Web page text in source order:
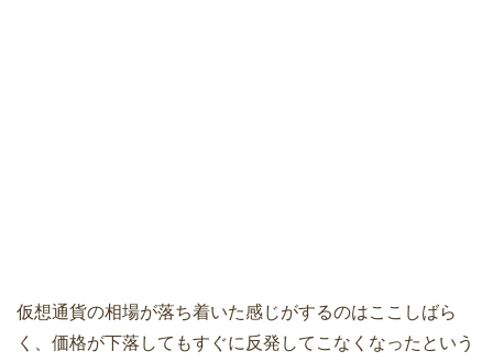
仮想通貨の相場が落ち着いた感じがするのはここしばら
く、価格が下落してもすぐに反発してこなくなったという